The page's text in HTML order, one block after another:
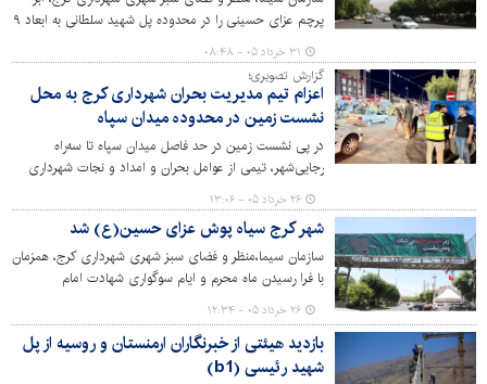
پرچم عزای حسینی را در محدوده پل شهید سلطانی به ابعاد ۹
در ۱۶ متر به نشانه عزا به اهتزاز درآورد. ۳۱ خرداد ۰۵ - ۰۸:۴۸
گزارش تصویری؛
اعزام تیم مدیریت بحران شهرداری کرج به محل
نشست زمین در محدوده میدان سپاه
در پی نشست زمین در حد فاصل میدان سپاه تا سه‌راه
رجایی‌شهر، تیمی از عوامل بحران و امداد و نجات شهرداری
کرج به محل حادثه اعزام شده و ضمن بررسی عوامل، مشکل را
برطرف کردند.
۲۶ خرداد ۰۵ - ۱۳:۰۶
شهر کرج سیاه پوش عزای حسین(ع) شد
سازمان سیما،منظر و فضای سبز شهری شهرداری کرج، همزمان
با فرا رسیدن ماه محرم و ایام سوگواری شهادت امام
حسین(ع) اقدام به فضاسازی و اکران طرح‌های فرهنگی در
سطح مناطق ۱۰گانه کرده است.
۲۶ خرداد ۰۵ - ۱۲:۳۴
بازدید هیئتی از خبرنگاران ارمنستان و روسیه از پل
شهید رئیسی (b1)